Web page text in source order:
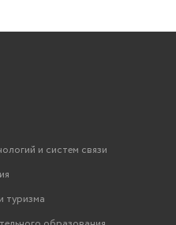
и систем связи
туризма